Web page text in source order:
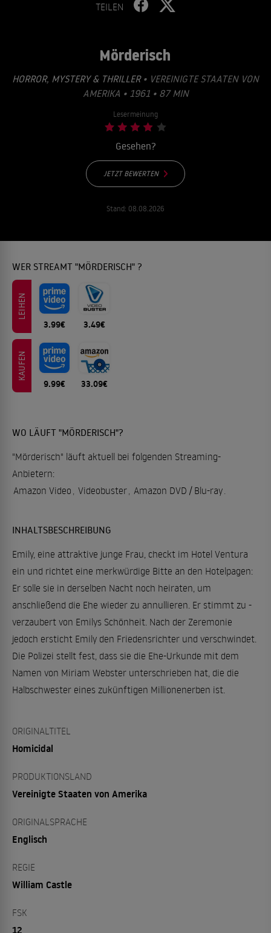
TEILEN
Mörderisch
HORROR, MYSTERY & THRILLER• VEREINIGTE STAATEN VON
AMERIKA • 1961 • 87 MIN
Lesermeinung
Gesehen?
JETZT BEWERTEN
Stand: 08.08.2026
WER STREAMT "MÖRDERISCH" ?
LEIHEN
3.99€ 3.49€
KAUFEN
9.99€ 33.09€
WO LÄUFT "MÖRDERISCH"?
"Mörderisch" läuft aktuell bei folgenden Streaming-
Anbietern:
Amazon Video , Videobuster, Amazon DVD / Blu-ray.
INHALTSBESCHREIBUNG
Emily, eine attraktive junge Frau, checkt im Hotel Ventura
ein und richtet eine merkwürdige Bitte an den Hotelpagen:
Er solle sie in derselben Nacht noch heiraten, um
anschließend die Ehe wieder zu annullieren. Er stimmt zu -
verzaubert von Emilys Schönheit. Nach der Zeremonie
jedoch ersticht Emily den Friedensrichter und verschwindet.
Die Polizei stellt fest, dass sie die Ehe-Urkunde mit dem
Namen von Miriam Webster unterschrieben hat, die die
Halbschwester eines zukünftigen Millionenerben ist.
ORIGINALTITEL
Homicidal
PRODUKTIONSLAND
Vereinigte Staaten von Amerika
ORIGINALSPRACHE
Englisch
REGIE
William Castle
FSK
12